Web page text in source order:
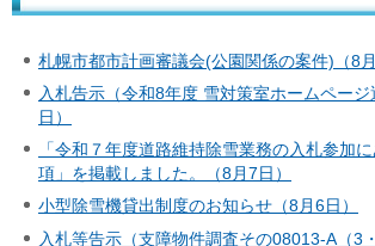
札幌市都市計画審議会(公園関係の案件)（8月
入札告示（令和8年度 雪対策室ホームペー
日）
「令和７年度道路維持除雪業務の入札参加
項」を掲載しました。（8月7日）
小型除雪機貸出制度のお知らせ（8月6日）
入札等告示（支障物件調査その08013-A（3